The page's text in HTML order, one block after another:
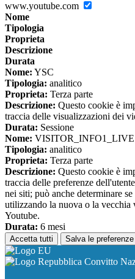
www.youtube.com
Nome
Tipologia
Proprieta
Descrizione
Durata
Nome: YSC
Tipologia: analitico
Proprieta: Terza parte
Descrizione: Questo cookie è
traccia delle visualizzazioni dei
Durata: Sessione
Nome: VISITOR_INFO1_LIVE
Tipologia: analitico
Proprieta: Terza parte
Descrizione: Questo cookie è
traccia delle preferenze
nei siti; può anche determinare
utilizzando la nuova o la vecchia
Youtube.
Durata: 6 mesi
Accetta tutti Salva le preferenze
Convitto